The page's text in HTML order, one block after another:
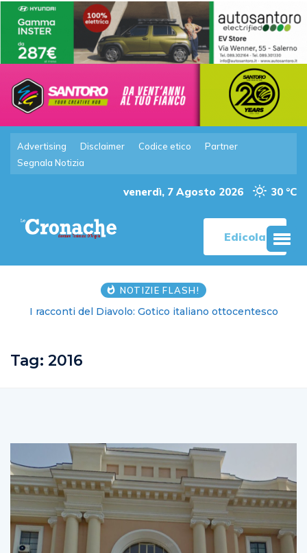
Advertising Disclaimer Codice etico
Partner
Segnala Notizia
venerdì, 7 Agosto 2026 30 °C
Edicola
NOTIZIE FLASH!
I racconti del Diavolo: Gotico italiano ottocentesco
Tag: 2016